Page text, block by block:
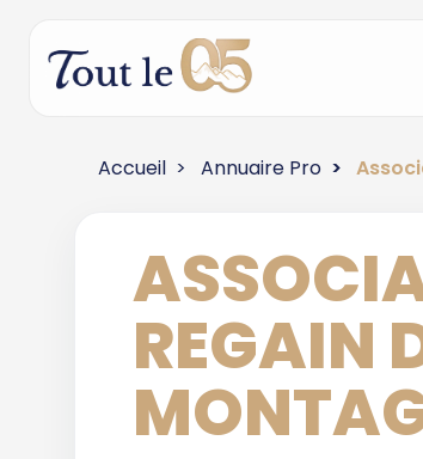
Accueil Annuaire Pro
REGAIN